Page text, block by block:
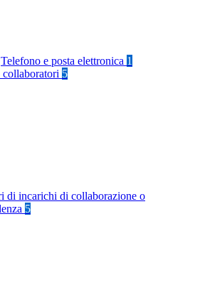
Telefono e posta elettronica 1
5
di incarichi di collaborazione o
5